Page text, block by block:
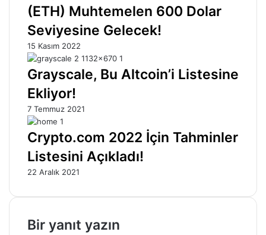
(ETH) Muhtemelen 600 Dolar
Seviyesine Gelecek!
15 Kasım 2022
Grayscale, Bu Altcoin’i Listesine
Ekliyor!
7 Temmuz 2021
Crypto.com 2022 İçin Tahminler
Listesini Açıkladı!
22 Aralık 2021
Bir yanıt yazın